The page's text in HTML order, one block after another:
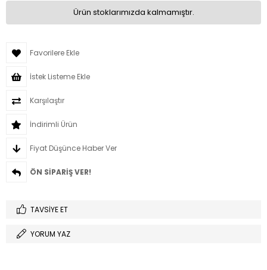
Ürün stoklarımızda kalmamıştır.
Favorilere Ekle
İstek Listeme Ekle
Karşılaştır
İndirimli Ürün
Fiyat Düşünce Haber Ver
ÖN SIPARIŞ VER!
TAVSIYE ET
YORUM YAZ